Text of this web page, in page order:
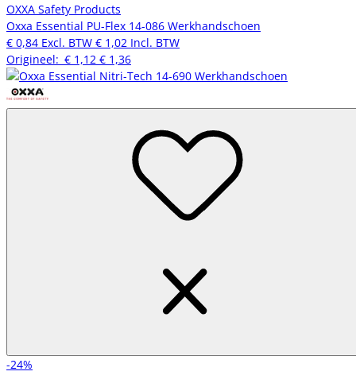
OXXA Safety Products
Oxxa Essential PU-Flex 14-086 Werkhandschoen
€ 0,84 Excl. BTW € 1,02 Incl. BTW
Origineel: € 1,12 € 1,36
-24%